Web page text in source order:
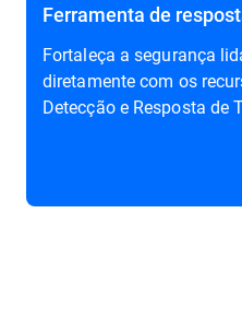
Ferramenta de
Fortaleça a segurança
diretamente com os
Detecção e Resposta de